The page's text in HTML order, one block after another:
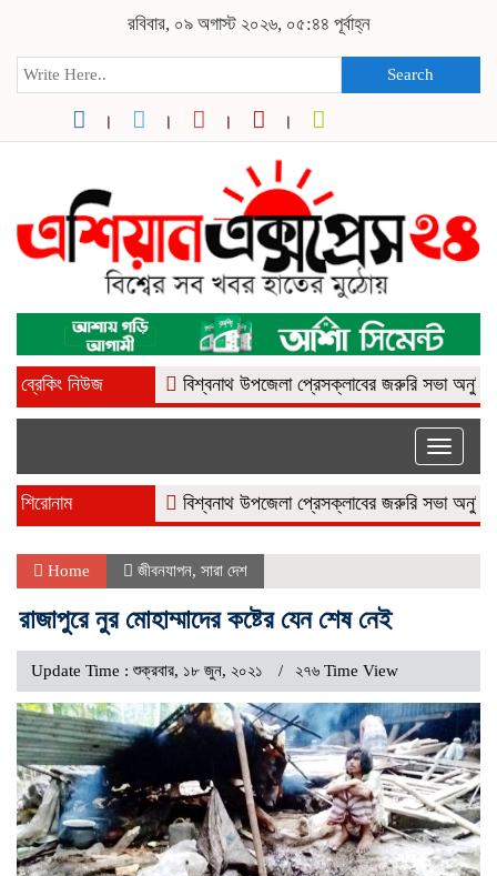
রবিবার, ০৯ অগাস্ট ২০২৬, ০৫:৪৪ পূর্বাহ্ন
Search
ব্রেকিং নিউজ বিশ্বনাথ উপজেলা প্রেসক্লাবের জরুরি সভা অনুষ্ঠিত
Toggle
শিরোনাম বিশ্বনাথ উপজেলা প্রেসক্লাবের জরুরি সভা অনুষ্ঠিত
Home জীবনযাপন, সারা দেশ
রাজাপুরে নুর মোহাম্মাদের কষ্টের যেন শেষ নেই
Update Time : শুক্রবার, ১৮ জুন, ২০২১ ২৭৬ Time View